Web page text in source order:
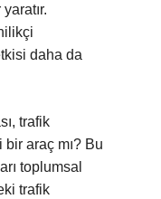
daha da
trafik
araç mı? Bu
toplumsal
trafik